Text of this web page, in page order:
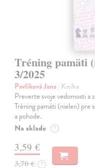
Tréning pamäti
3/2025
Pavlíková Jana| Kniha
Preverte svoje vedomosti a
Tréning pamäti (nielen) pre
a pohode.
Na sklade ?
3,59 €
3,70 € ?